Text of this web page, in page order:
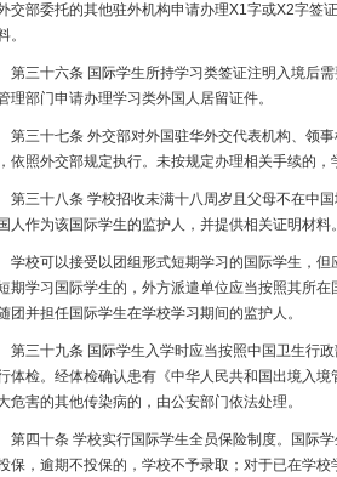
交部委托的其他驻外机构申请办理X1字或X2字签
。
三十六条 国际学生所持学习类签证注明入境后需
理部门申请办理学习类外国人居留证件。
三十七条 外交部对外国驻华外交代表机构、领事
依照外交部规定执行。未按规定办理相关手续的，
三十八条 学校招收未满十八周岁且父母不在中国
人作为该国际学生的监护人，并提供相关证明材料。
校可以接受以团组形式短期学习的国际学生，但
期学习国际学生的，外方派遣单位应当按照其所
团并担任国际学生在学校学习期间的监护人。
三十九条 国际学生入学时应当按照中国卫生行政
体检。经体检确认患有《中华人民共和国出境入
危害的其他传染病的，由公安部门依法处理。
四十条 学校实行国际学生全员保险制度。国际学
保，逾期不投保的，学校不予录取；对于已在学校